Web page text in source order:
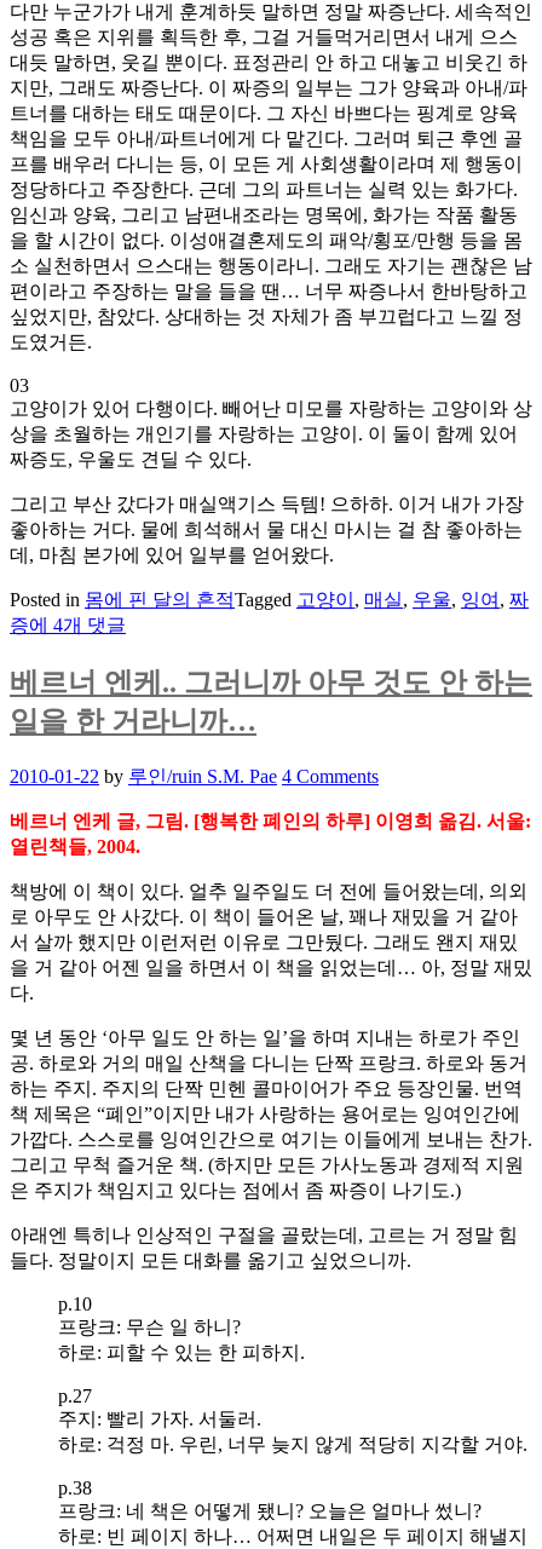
다만 누군가가 내게 훈계하듯 말하면 정말 짜증난다. 세속적인
성공 혹은 지위를 획득한 후, 그걸 거들먹거리면서 내게 으스
대듯 말하면, 웃길 뿐이다. 표정관리 안 하고 대놓고 비웃긴 하
지만, 그래도 짜증난다. 이 짜증의 일부는 그가 양육과 아내/파
트너를 대하는 태도 때문이다. 그 자신 바쁘다는 핑계로 양육
책임을 모두 아내/파트너에게 다 맡긴다. 그러며 퇴근 후엔 골
프를 배우러 다니는 등, 이 모든 게 사회생활이라며 제 행동이
정당하다고 주장한다. 근데 그의 파트너는 실력 있는 화가다.
임신과 양육, 그리고 남편내조라는 명목에, 화가는 작품 활동
을 할 시간이 없다. 이성애결혼제도의 패악/횡포/만행 등을 몸
소 실천하면서 으스대는 행동이라니. 그래도 자기는 괜찮은 남
편이라고 주장하는 말을 들을 땐… 너무 짜증나서 한바탕하고
싶었지만, 참았다. 상대하는 것 자체가 좀 부끄럽다고 느낄 정
도였거든.
03
고양이가 있어 다행이다. 빼어난 미모를 자랑하는 고양이와 상
상을 초월하는 개인기를 자랑하는 고양이. 이 둘이 함께 있어
짜증도, 우울도 견딜 수 있다.
그리고 부산 갔다가 매실액기스 득템! 으하하. 이거 내가 가장
좋아하는 거다. 물에 희석해서 물 대신 마시는 걸 참 좋아하는
데, 마침 본가에 있어 일부를 얻어왔다.
Posted in 몸에 핀 달의 흔적Tagged 고양이 , 매실, 우울, 잉여 , 짜
증잡
혹
은
배
에 4개 댓글
베르너 엔케.. 그러니까 아무 것도 안 하는
일을 한 거라니까…
Posted
2010-01-22 by 루인/ruin S.M. Pae 4 Comments
베르너 엔케 글, 그림. [행복한 폐인의 하루] 이영희 옮김. 서울:
열린책들, 2004.
책방에 이 책이 있다. 얼추 일주일도 더 전에 들어왔는데, 의외
로 아무도 안 사갔다. 이 책이 들어온 날, 꽤나 재밌을 거 같아
서 살까 했지만 이런저런 이유로 그만뒀다. 그래도 왠지 재밌
을 거 같아 어젠 일을 하면서 이 책을 읽었는데… 아, 정말 재밌
다.
몇 년 동안 ‘아무 일도 안 하는 일’을 하며 지내는 하로가 주인
공. 하로와 거의 매일 산책을 다니는 단짝 프랑크. 하로와 동거
하는 주지. 주지의 단짝 민헨 콜마이어가 주요 등장인물. 번역
책 제목은 “폐인”이지만 내가 사랑하는 용어로는 잉여인간에
가깝다. 스스로를 잉여인간으로 여기는 이들에게 보내는 찬가.
그리고 무척 즐거운 책. (하지만 모든 가사노동과 경제적 지원
은 주지가 책임지고 있다는 점에서 좀 짜증이 나기도.)
아래엔 특히나 인상적인 구절을 골랐는데, 고르는 거 정말 힘
들다. 정말이지 모든 대화를 옮기고 싶었으니까.
p.10
프랑크: 무슨 일 하니?
하로: 피할 수 있는 한 피하지.
p.27
주지: 빨리 가자. 서둘러.
하로: 걱정 마. 우린, 너무 늦지 않게 적당히 지각할 거야.
p.38
프랑크: 네 책은 어떻게 됐니? 오늘은 얼마나 썼니?
하로: 빈 페이지 하나… 어쩌면 내일은 두 페이지 해낼지